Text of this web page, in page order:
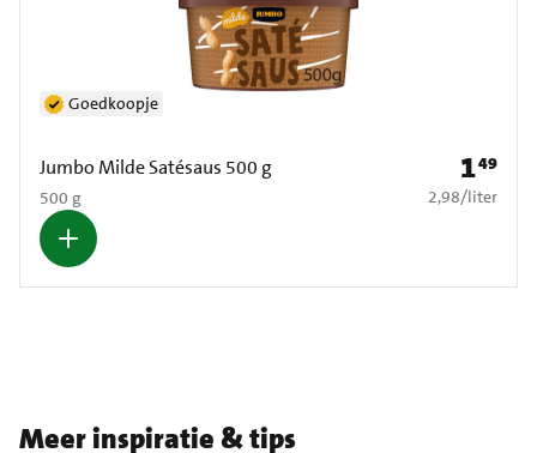
Jumbo Milde Satésaus 500 g
500 g
Goedkoopje
Prijs: €
149
€ 2,98 per liter
2,98/liter
Meer inspiratie & tips